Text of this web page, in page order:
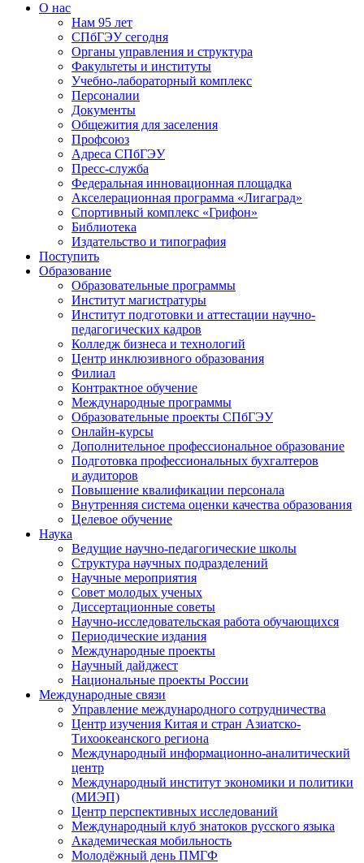
О нас
Нам 95 лет
СПбГЭУ сегодня
Органы управления и структура
Факультеты и институты
Учебно-лабораторный комплекс
Персоналии
Документы
Общежития для заселения
Профсоюз
Адреса СПбГЭУ
Пресс-служба
Федеральная инновационная площадка
Акселерационная программа «Лигаград»­­
Спортивный комплекс «Грифон»
Библиотека
Издательство и типография
Поступить
Образование
Образовательные программы
Институт магистратуры
Институт подготовки и аттестации научно-
педагогических кадров
Колледж бизнеса и технологий
Центр инклюзивного образования
Филиал
Контрактное обучение
Международные программы
Образовательные проекты СПбГЭУ
Онлайн-курсы
Дополнительное профессиональное образование
Подготовка профессиональных бухгалтеров
и аудиторов
Повышение квалификации персонала
Внутренняя система оценки качества образования
Целевое обучение
Наука
Ведущие научно-педагогические школы
Структура научных подразделений
Научные мероприятия
Совет молодых ученых
Диссертационные советы
Научно-исследовательская работа обучающихся
Периодические издания
Международные проекты
Научный дайджест
Национальные проекты России
Международные связи
Управление международного сотрудничества
Центр изучения Китая и стран Азиатско-
Тихоокеанского региона
Международный информационно-аналитический
центр
Международный институт экономики и политики
(МИЭП)
Центр перспективных исследований
Международный клуб знатоков русского языка
Академическая мобильность
Молодёжный день ПМГФ